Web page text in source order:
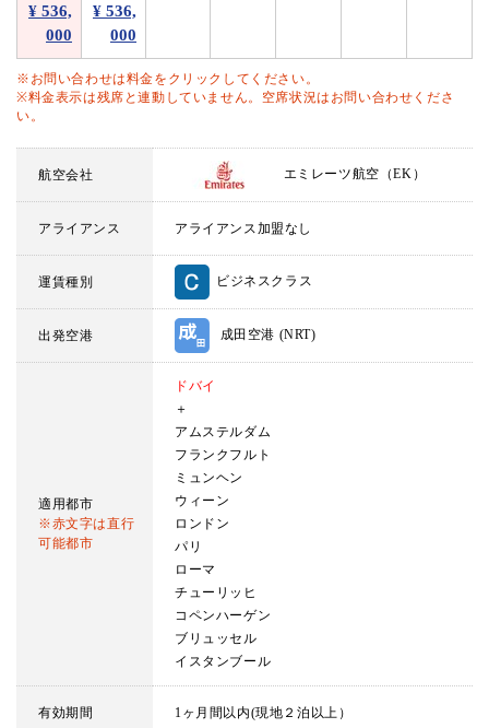
¥ 536,
000
¥ 536,
000
※お問い合わせは料金をクリックしてください。
※料金表示は残席と連動していません。空席状況はお問い合わせくださ
い。
航空会社 エミレーツ航空（EK）
アライアンス アライアンス加盟なし
運賃種別 ビジネスクラス
出発空港 成田空港 (NRT)
適用都市
※赤文字は直行
可能都市
ドバイ
＋
アムステルダム
フランクフルト
ミュンヘン
ウィーン
ロンドン
パリ
ローマ
チューリッヒ
コペンハーゲン
ブリュッセル
イスタンブール
有効期間 1ヶ月間以内(現地２泊以上）